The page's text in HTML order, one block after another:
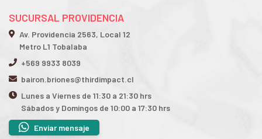
SUCURSAL PROVIDENCIA
Av. Providencia 2563, Local 12
Metro L1 Tobalaba
+569 9933 8039
bairon.briones@thirdimpact.cl
Lunes a Viernes de 11:30 a 21:30 hrs
Sábados y Domingos de 10:00 a 17:30 hrs
Enviar mensaje